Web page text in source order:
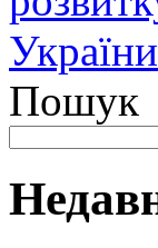
України
Пошук